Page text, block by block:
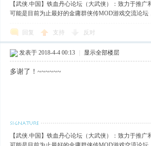
【武侠.中国】铁血丹心论坛（大武侠）：致力于推
可能是目前为止最好的金庸群侠传MOD游戏交流论
回复 支持 反对
发表于 2018-4-4 00:13 显示全部楼层
多谢了！~~~~~~
【武侠.中国】铁血丹心论坛（大武侠）：致力于推